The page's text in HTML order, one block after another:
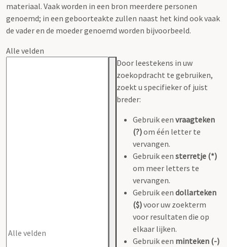
materiaal. Vaak worden in een bron meerdere personen
genoemd; in een geboorteakte zullen naast het kind ook vaak
de vader en de moeder genoemd worden bijvoorbeeld.
Alle velden
Door leestekens in uw
zoekopdracht te gebruiken,
zoekt u specifieker of juist
breder:
Gebruik een vraagteken
(?)om één letter te
vervangen.
Gebruik een sterretje (*)
om meer letters te
vervangen.
Gebruik een dollarteken
($)voor uw zoekterm
voor resultaten die op
elkaar lijken.
Gebruik een minteken (-)